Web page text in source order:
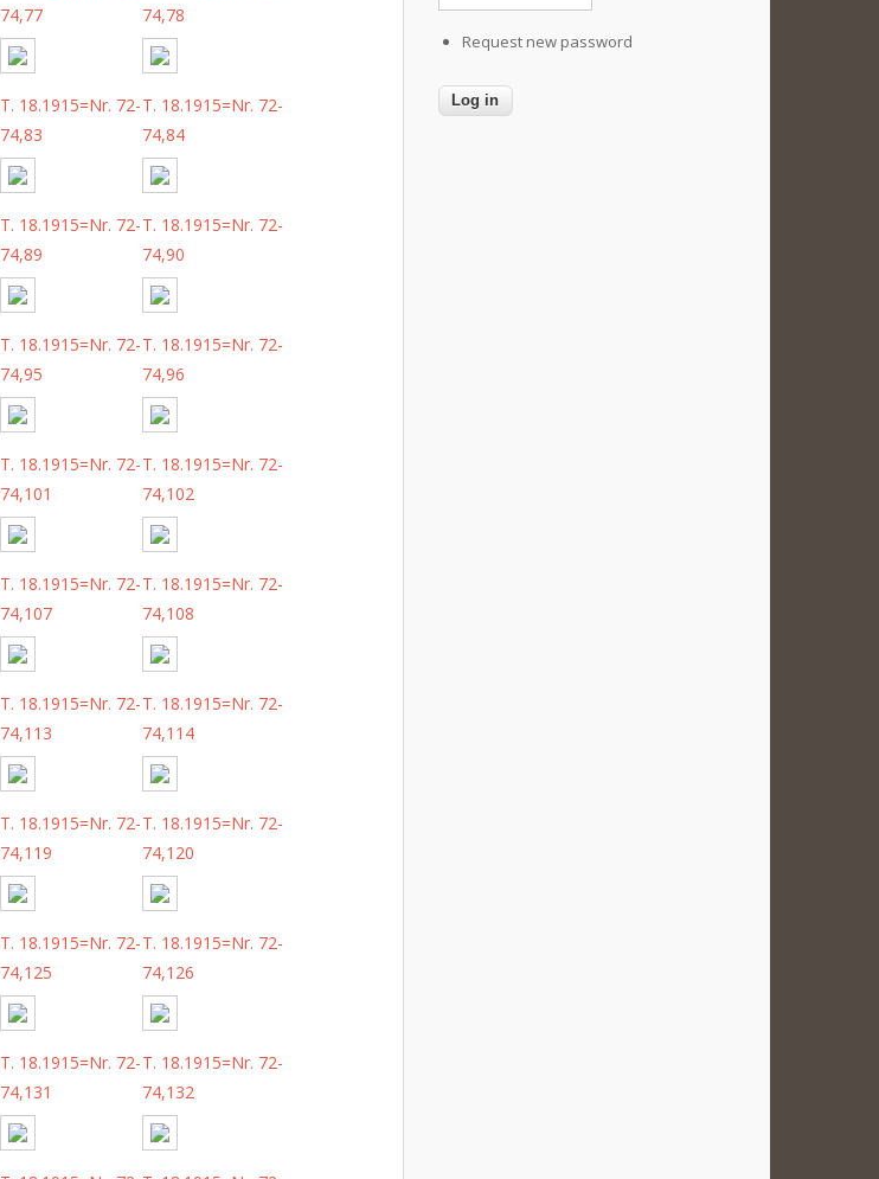
74,77
74,78
T. 18.1915=Nr. 72-
74,83
T. 18.1915=Nr. 72-
74,84
T. 18.1915=Nr. 72-
74,89
T. 18.1915=Nr. 72-
74,90
T. 18.1915=Nr. 72-
74,95
T. 18.1915=Nr. 72-
74,96
T. 18.1915=Nr. 72-
74,101
T. 18.1915=Nr. 72-
74,102
T. 18.1915=Nr. 72-
74,107
T. 18.1915=Nr. 72-
74,108
T. 18.1915=Nr. 72-
74,113
T. 18.1915=Nr. 72-
74,114
T. 18.1915=Nr. 72-
74,119
T. 18.1915=Nr. 72-
74,120
T. 18.1915=Nr. 72-
74,125
T. 18.1915=Nr. 72-
74,126
T. 18.1915=Nr. 72-
74,131
T. 18.1915=Nr. 72-
74,132
Request new password